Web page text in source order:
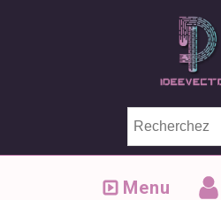
Menu